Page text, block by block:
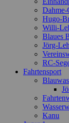
Dahme-
Hugo-
Willi-
Blaues
Jörg-
RC-
Fahrtensport
Kanu